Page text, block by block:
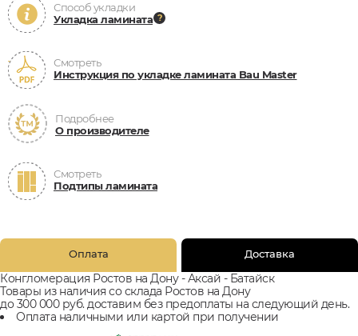
Способ укладки
Укладка ламината
Смотреть
Инструкция по укладке ламината Bau Master
Подробнее
О производителе
Смотреть
Подтипы ламината
Оплата Доставка
Конгломерация Ростов на Дону - Аксай - Батайск
Товары из наличия со склада Ростов на Дону
до 300 000 руб. доставим без предоплаты на следующий день.
Оплата наличными или картой при получении